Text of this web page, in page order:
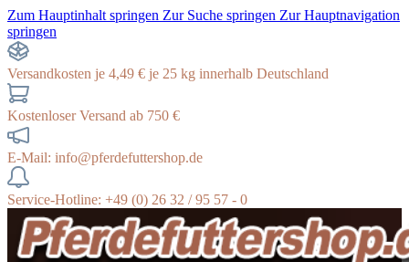
Zum Hauptinhalt springen Zur Suche springen Zur Hauptnavigation
springen
Versandkosten je 4,49 € je 25 kg innerhalb Deutschland
Kostenloser Versand ab 750 €
E-Mail: info@pferdefuttershop.de
Service-Hotline: +49 (0) 26 32 / 95 57 - 0